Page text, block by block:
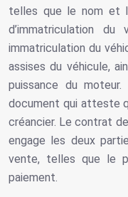
telles que le nom et
d’immatriculation
immatriculation du
assises du véhicule,
puissance du
document qui atteste
créancier. Le contrat
engage les deux
vente, telles que le
paiement.